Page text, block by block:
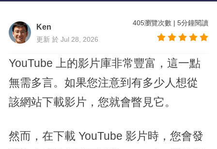
Ken
更新 於 Jul 28, 2026
405瀏覽次數 |5分鐘閱讀
YouTube 上的影片庫非常豐富，這一點
無需多言。如果您注意到有多少人想從
該網站下載影片，您就會瞥見它。
然而，在下載 YouTube 影片時，您會發